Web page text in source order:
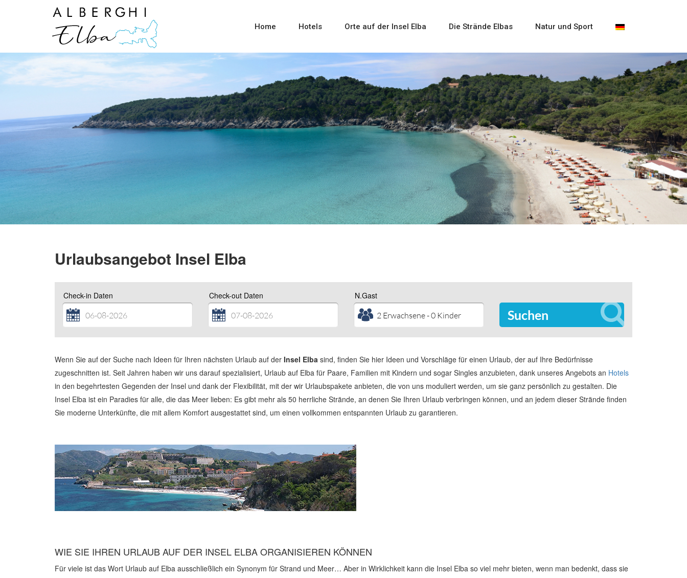
Home Hotels Orte auf der Insel Elba Die Strände Elbas Natur und Sport
Urlaubsangebot Insel Elba
Check-in Daten Check-out Daten N.Gast
Suchen
Wenn Sie auf der Suche nach Ideen für Ihren nächsten Urlaub auf der Insel Elba sind, finden Sie hier Ideen und Vorschläge für einen Urlaub, der auf Ihre Bedürfnisse
zugeschnitten ist. Seit Jahren haben wir uns darauf spezialisiert, Urlaub auf Elba für Paare, Familien mit Kindern und sogar Singles anzubieten, dank unseres Angebots an Hotels
in den begehrtesten Gegenden der Insel und dank der Flexibilität, mit der wir Urlaubspakete anbieten, die von uns moduliert werden, um sie ganz persönlich zu gestalten. Die
Insel Elba ist ein Paradies für alle, die das Meer lieben: Es gibt mehr als 50 herrliche Strände, an denen Sie Ihren Urlaub verbringen können, und an jedem dieser Strände finden
Sie moderne Unterkünfte, die mit allem Komfort ausgestattet sind, um einen vollkommen entspannten Urlaub zu garantieren.
WIE SIE IHREN URLAUB AUF DER INSEL ELBA ORGANISIEREN KÖNNEN
Für viele ist das Wort Urlaub auf Elba ausschließlich ein Synonym für Strand und Meer… Aber in Wirklichkeit kann die Insel Elba so viel mehr bieten, wenn man bedenkt, dass sie